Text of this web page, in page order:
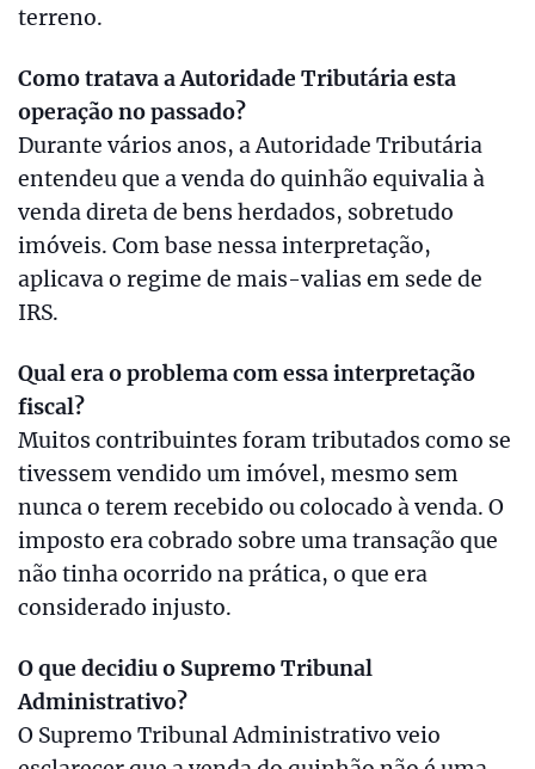
terreno.
Como tratava a Autoridade Tributária esta
operação no passado?
Durante vários anos, a Autoridade Tributária
entendeu que a venda do quinhão equivalia à
venda direta de bens herdados, sobretudo
imóveis. Com base nessa interpretação,
aplicava o regime de mais-valias em sede de
IRS.
Qual era o problema com essa interpretação
fiscal?
Muitos contribuintes foram tributados como se
tivessem vendido um imóvel, mesmo sem
nunca o terem recebido ou colocado à venda. O
imposto era cobrado sobre uma transação que
não tinha ocorrido na prática, o que era
considerado injusto.
O que decidiu o Supremo Tribunal
Administrativo?
O Supremo Tribunal Administrativo veio